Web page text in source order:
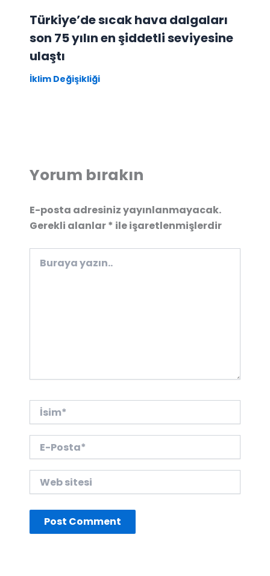
Türkiye’de sıcak hava dalgaları
son 75 yılın en şiddetli seviyesine
ulaştı
İklim Değişikliği
Yorum bırakın
E-posta adresiniz yayınlanmayacak.
Gerekli alanlar* ile işaretlenmişlerdir
yazın..
İsim*
Posta*
sitesi